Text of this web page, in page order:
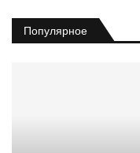
Популярное